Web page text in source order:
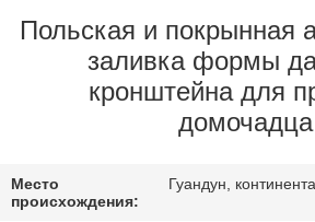
ЭКСКУРСИЯ
ЗАВОДУ
КАЧЕСТВА
Польская и покрынная
заливка формы
кронштейна для
домочадца
Место
происхождения:
Гуандун,